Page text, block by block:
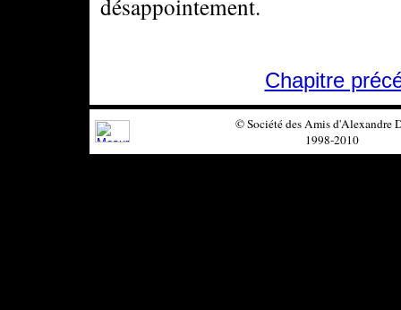
désappointement.
Chapitre
© Société des Amis d'Alexandre
1998-2010